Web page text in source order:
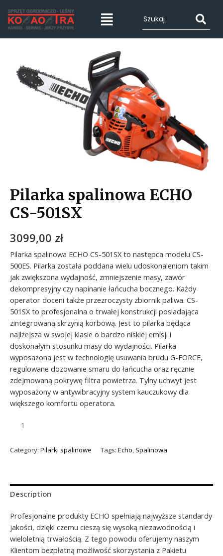
Pilarka spalinowa ECHO
CS-501SX
3099,00 zł
Pilarka spalinowa ECHO CS-501SX to następca modelu CS-
500ES. Pilarka została poddana wielu udoskonaleniom takim
jak zwiększona wydajność, zmniejszenie masy, zawór
dekompresyjny czy napinanie łańcucha bocznego. Każdy
operator doceni także przezroczysty zbiornik paliwa. CS-
501SX to profesjonalna o trwałej konstrukcji posiadająca
zintegrowaną skrzynią korbową. Jest to pilarka będąca
najlżejsza w swojej klasie o bardzo niskiej emisji i
doskonałym stosunku masy do wydajności. Pilarka
wyposażona jest w technologię usuwania brudu G-FORCE,
regulowane dozowanie smaru do łańcucha oraz ręcznie
zdejmowaną pokrywę filtra powietrza. Tylny uchwyt jest
wyposażony w antywibracyjny system kauczukowy dla
większego komfortu operatora.
Category: Pilarki spalinowe Tags: Echo, Spalinowa
Description
Profesjonalne produkty ECHO spełniają najwyższe standardy
jakości, dzięki czemu cieszą się wysoką niezawodnością i
wieloletnią trwałością. Z tego powodu oferujemy naszym
Klientom bezpłatną możliwość skorzystania z Pakietu